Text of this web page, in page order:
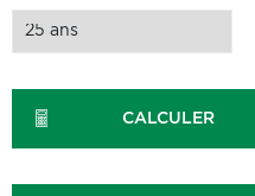
CALCULER